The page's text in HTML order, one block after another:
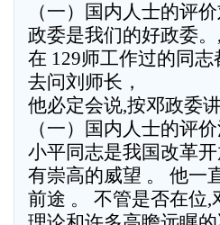
（一）国内人士的评
政委是我们的好政委。,
在 129师工作过的同
去问刘师长，
他必定会说,按邓政委讲
（一）国内人士的评
小平同志是我国改革
有崇高的威望 。 他一
前途 。 不管是否在位